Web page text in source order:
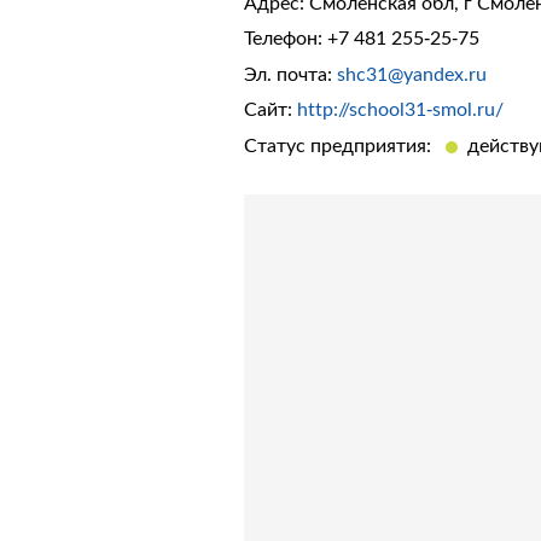
Телефон: +7 481 255-25-75
Эл. почта: shc31@yandex.ru
Сайт: http://school31-smol.ru/
Статус предприятия: